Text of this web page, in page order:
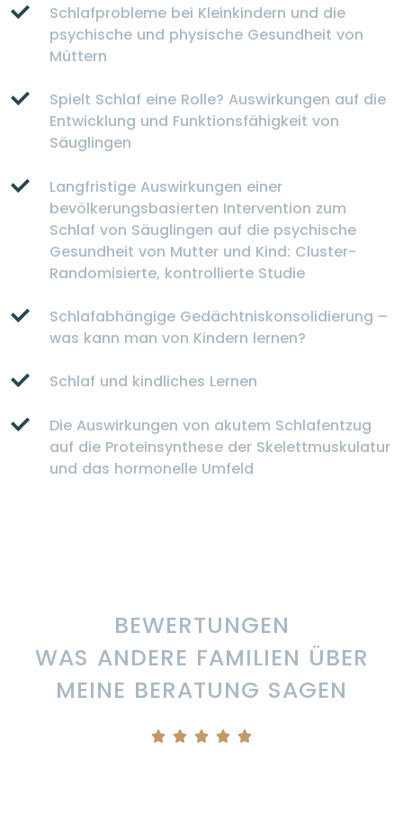
Schlafprobleme bei Kleinkindern und die
psychische und physische Gesundheit von
Müttern
Spielt Schlaf eine Rolle? Auswirkungen auf die
Entwicklung und Funktionsfähigkeit von
Säuglingen
Langfristige Auswirkungen einer
bevölkerungsbasierten Intervention zum
Schlaf von Säuglingen auf die psychische
Gesundheit von Mutter und Kind: Cluster-
Randomisierte, kontrollierte Studie
Schlafabhängige Gedächtniskonsolidierung –
was kann man von Kindern lernen?
Schlaf und kindliches Lernen
Die Auswirkungen von akutem Schlafentzug
auf die Proteinsynthese der Skelettmuskulatur
und das hormonelle Umfeld
BEWERTUNGEN
WAS ANDERE FAMILIEN ÜBER
MEINE BERATUNG SAGEN
    